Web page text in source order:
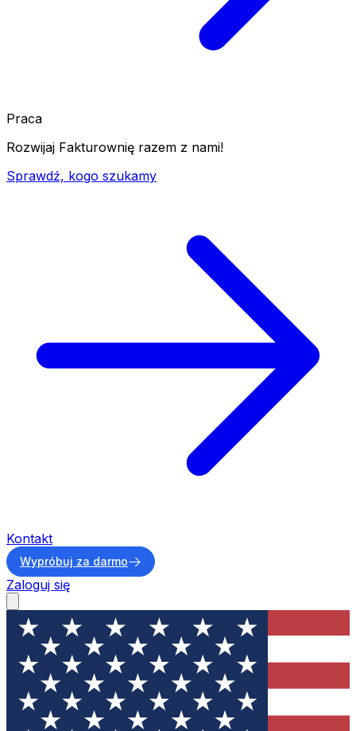
Praca
Rozwijaj Fakturownię razem z nami!
Sprawdź, kogo szukamy
Kontakt
Wypróbuj za darmo
Zaloguj się